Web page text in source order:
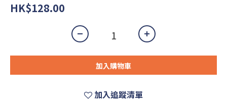
HK$128.00
加入購物車
加入追蹤清單